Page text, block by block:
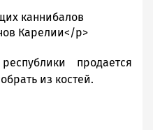
каннибалов
Карелии</p>
продается
из костей.